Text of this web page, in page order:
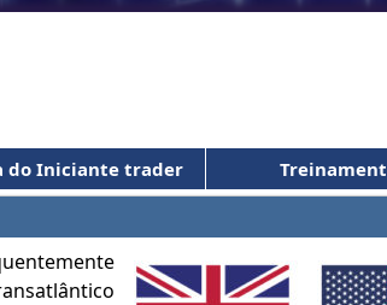
do Iniciante trader